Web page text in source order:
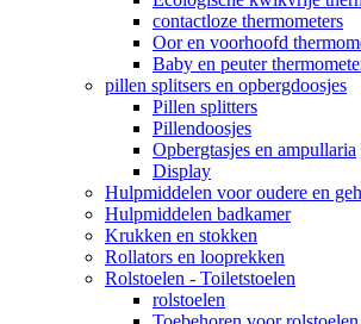
contactloze thermometers
Oor en voorhoofd
Baby en peuter
pillen splitsers en opbergdoosjes
Pillen splitters
Pillendoosjes
Opbergtasjes en ampullaria
Display
Hulpmiddelen voor oudere en
Hulpmiddelen badkamer
Krukken en stokken
Rollators en looprekken
Rolstoelen - Toiletstoelen
rolstoelen